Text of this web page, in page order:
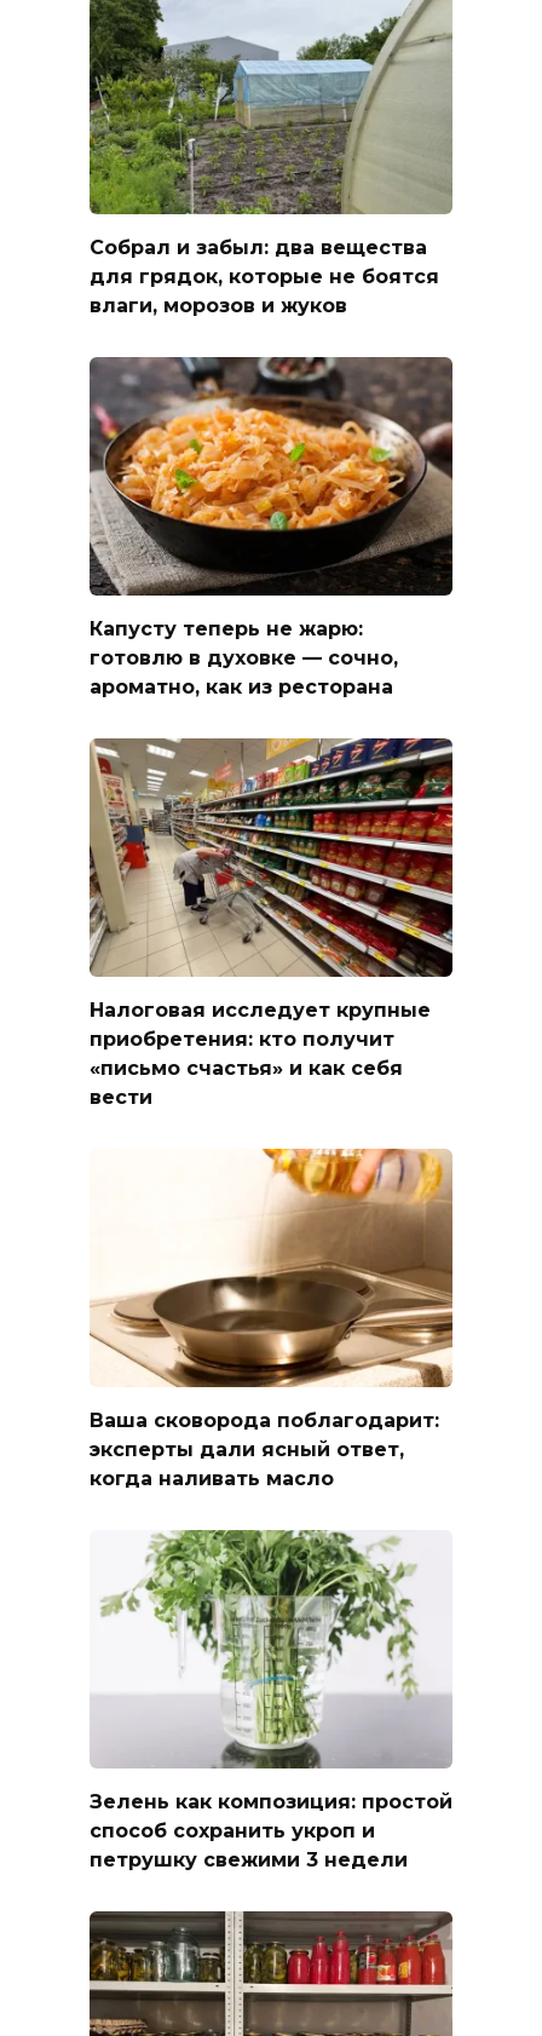
Собрал и забыл: два вещества
для грядок, которые не боятся
влаги, морозов и жуков
Капусту теперь не жарю:
готовлю в духовке — сочно,
ароматно, как из ресторана
Налоговая исследует крупные
приобретения: кто получит
«письмо счастья» и как себя
вести
Ваша сковорода поблагодарит:
эксперты дали ясный ответ,
когда наливать масло
Зелень как композиция: простой
способ сохранить укроп и
петрушку свежими 3 недели